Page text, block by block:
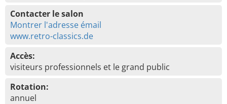
Contacter le salon
Montrer l'adresse émail
www.retro-classics.de
Accès:
visiteurs professionnels et le grand public
Rotation:
annuel